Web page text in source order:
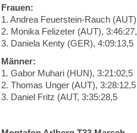
Frauen:
1. Andrea Feuerstein-Rauch
2. Monika Felizeter (AUT),
3. Daniela Kenty (GER), 4:09:13,5
Männer:
1. Gabor Muhari (HUN), 3:21:02,5
2. Thomas Unger (AUT), 3:28:12,5
3. Daniel Fritz (AUT, 3:35:28,5